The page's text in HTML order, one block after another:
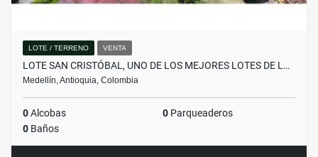
LOTE / TERRENO VENTA
LOTE SAN CRISTÓBAL, UNO DE LOS MEJORES LOTES DE L…
Medellín, Antioquia, Colombia
0Alcobas 0 Parqueaderos
0 Baños